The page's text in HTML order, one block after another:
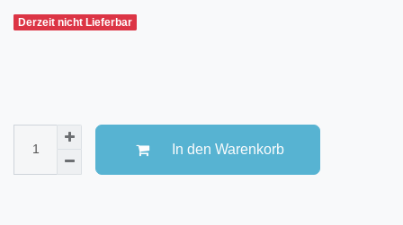
Derzeit nicht Lieferbar
In den Warenkorb